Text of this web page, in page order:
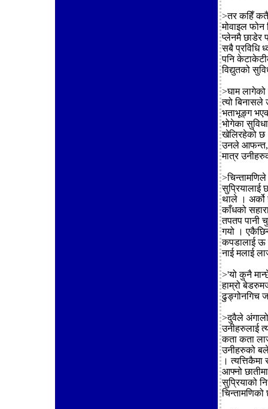
>तर कहिँ कतै
मोवाइल
प्लेनमै छाडेर
सबै प्रविधि
पनि
विद्युतको
>घाम
त्यो
भताभूङ्ग
भोगेका
खेलिरहेको छ
उनले आफन्त,
मात्र
सुप्रियालाई
थाले । अर्को
काँधको
तपतप पानी
गयो ।
कपडालाई ऊ
नाई मलाई
>'यो कुनै
हाम्रो
ढुङ्गोनगिच
>दुवैले
उनीहरुलाई
कता कता
उनीहरुको
।
आफ्नो
सुप्रियाको